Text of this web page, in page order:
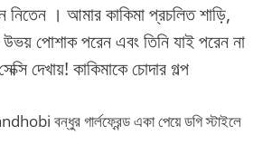
। আমার কাকিমা প্রচলিত শাড়ি,
উভয় পোশাক পরেন এবং তিনি যাই পরেন না
দেখায়! কাকিমাকে চোদার গল্প
বন্ধুর গার্লফ্রেন্ড একা পেয়ে ডগি স্টাইলে